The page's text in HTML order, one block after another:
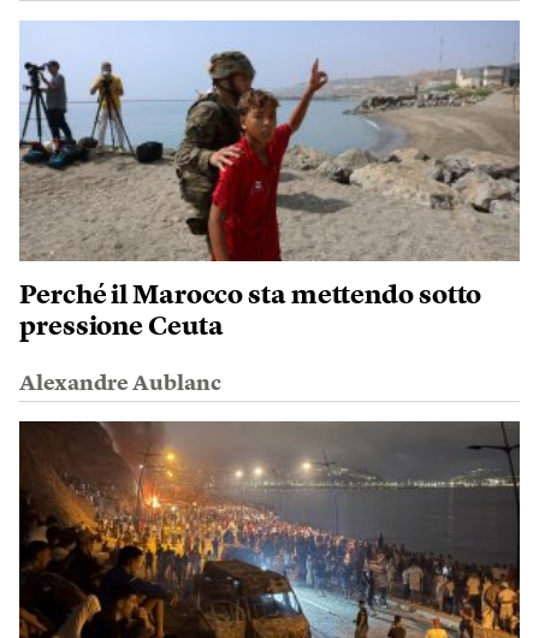
Perché il Marocco sta mettendo sotto
pressione Ceuta
Alexandre Aublanc